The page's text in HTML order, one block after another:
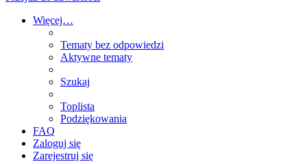
Więcej…
Tematy bez odpowiedzi
Aktywne tematy
Szukaj
Toplista
Podziękowania
FAQ
Zaloguj się
Zarejestruj się